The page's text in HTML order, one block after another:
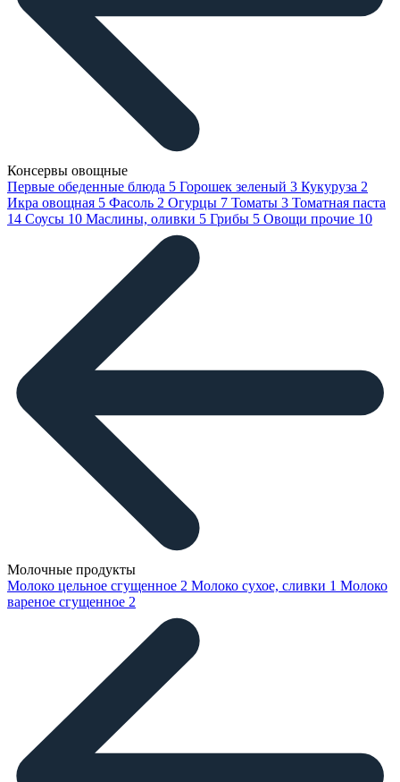
Консервы овощные
Первые обеденные блюда 5 Горошек зеленый 3 Кукуруза 2
Икра овощная 5 Фасоль 2 Огурцы 7 Томаты 3 Томатная паста
14 Соусы 10 Маслины, оливки 5 Грибы 5 Овощи прочие 10
Молочные продукты
Молоко цельное сгущенное 2 Молоко сухое, сливки 1 Молоко
вареное сгущенное 2